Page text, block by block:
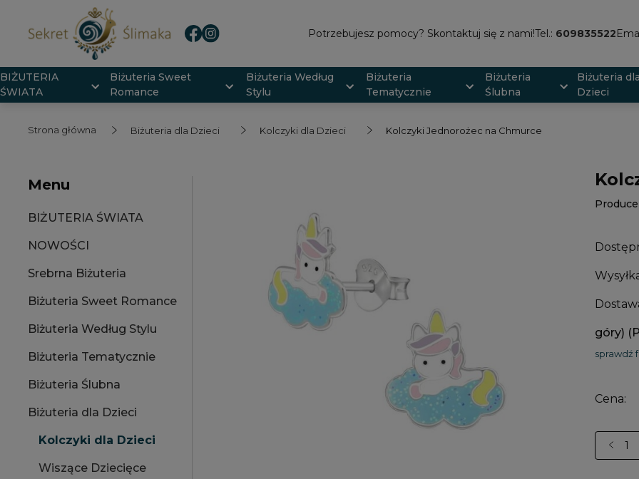
Potrzebujesz pomocy? Skontaktuj się z nami!Tel.: 609835522
BIŻUTERIA
ŚWIATA
Biżuteria Sweet
Romance
Biżuteria Według
Stylu
Biżuteria
Tematycznie
Biżuteria
Ślubna
Biżuteria
Dzieci
Strona główna Biżuteria dla Dzieci Kolczyki dla Dzieci Kolczyki Jednorożec na Chmurce
Menu
BIŻUTERIA ŚWIATA
NOWOŚCI
Srebrna Biżuteria
Biżuteria Sweet Romance
Biżuteria Według Stylu
Biżuteria Tematycznie
Biżuteria Ślubna
Biżuteria dla Dzieci
Kolczyki dla Dzieci
Wiszące Dziecięce
góry)
sprawdź
Cena: